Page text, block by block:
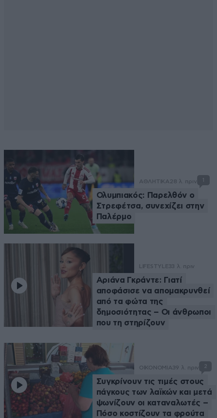
ΑΘΛΗΤΙΚΑ28 λ. πριν 1
Ολυμπιακός: Παρελθόν ο
Στρεφέτσα, συνεχίζει στην
Παλέρμο
LIFESTYLE33 λ. πριν
Αριάνα Γκράντε: Γιατί
αποφάσισε να απομακρυνθεί
από τα φώτα της
δημοσιότητας – Οι άνθρωποι
που τη στηρίζουν
ΟΙΚΟΝΟΜΙΑ39 λ. πριν 2
Συγκρίνουν τις τιμές στους
πάγκους των λαϊκών και μετά
ψωνίζουν οι καταναλωτές –
Πόσο κοστίζουν τα φρούτα